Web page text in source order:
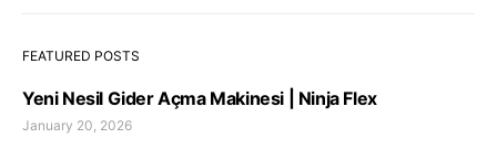
FEATURED POSTS
Yeni Nesil Gider Açma Makinesi | Ninja Flex
January 20, 2026